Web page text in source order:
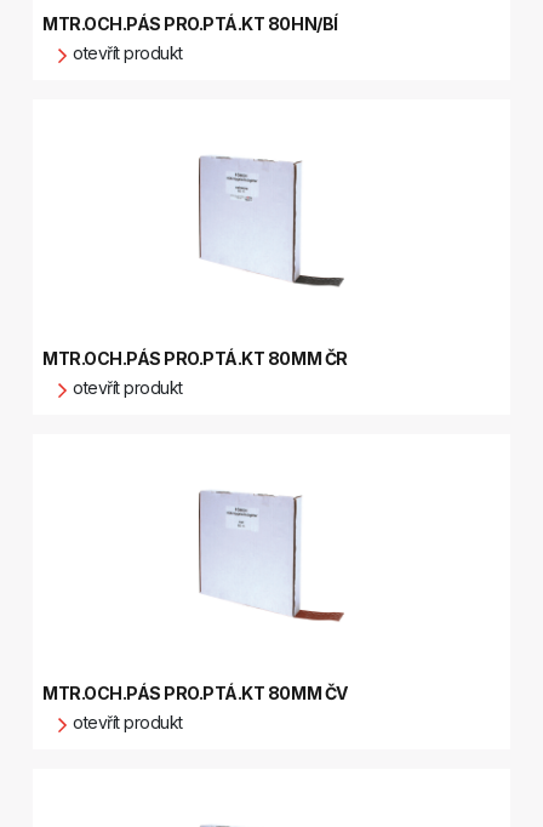
MTR.OCH.PÁS PRO.PTÁ.KT 80HN/BÍ
otevřít produkt
MTR.OCH.PÁS PRO.PTÁ.KT 80MM ČR
otevřít produkt
MTR.OCH.PÁS PRO.PTÁ.KT 80MM ČV
otevřít produkt